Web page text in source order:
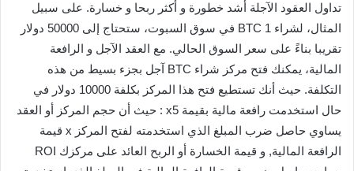
تداول العقود الآجلة أشد خطورة و أكثر ربحا و خسارة. على سبيل
المثال، لشراء 1
BTC
في سوق السبوت، ستحتاج إلى 50000 دولار
تقريبا بناءً على سعر السوق الحالي. مع العقد الآجل و الرافعة
المالية، يمكنك فتح مركز شراء BTC آجل بجزء بسيط من هذه
التكلفة. حيث أنك تستطيع فتح هذا المركز بكلفة 10000 دولار في
حال استخدمت رافعة مالية بقيمة x5 : حيث أن حجم المركز أو العقد
يساوي حاصل ضرب المبلغ الذي استخدمته لفتح المركز x قيمة
الرافعة المالية, و قيمة الخسارة أو الربح العائد على مركزك ROI